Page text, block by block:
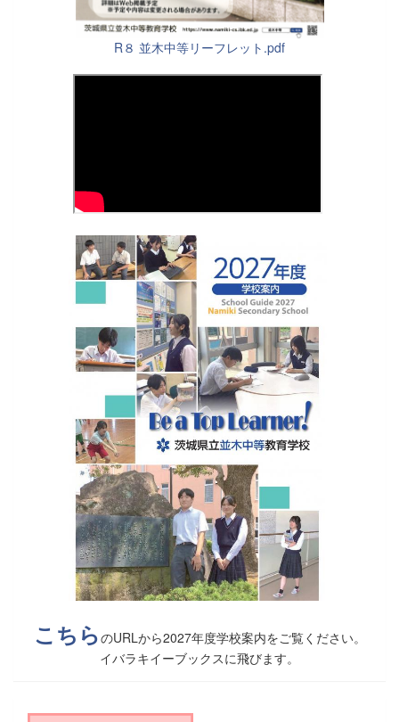
R８ 並木中等リーフレット.pdf
こちらのURLから2027年度学校案内をご覧ください。
イバラキイーブックスに飛びます。